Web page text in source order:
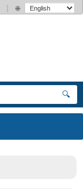
| 🌐
🔍